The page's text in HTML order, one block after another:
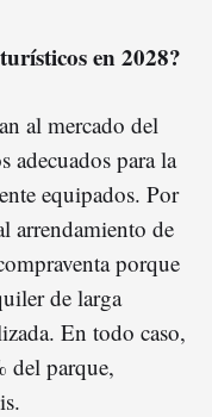
en 2028?
al mercado del
adecuados para la
equipados. Por
arrendamiento de
porque
de larga
En todo caso,
del parque,